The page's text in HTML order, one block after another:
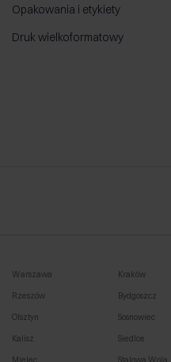
Opakowania i etykiety
Druk wielkoformatowy
Warszawa Kraków
Rzeszów Bydgoszcz
Olsztyn Sosnowiec
Kalisz Siedlce